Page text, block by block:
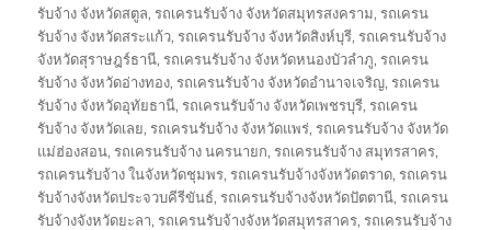
รับจ้าง จังหวัดสตูล,รถเครนรับจ้าง จังหวัดสมุทรสงคราม,รถเครน
รับจ้าง จังหวัดสระแก้ว,รถเครนรับจ้าง จังหวัดสิงห์บุรี,รถเครนรับจ้าง
จังหวัดสุราษฎร์ธานี,รถเครนรับจ้าง จังหวัดหนองบัวลำภู,รถเครน
รับจ้าง จังหวัดอ่างทอง,รถเครนรับจ้าง จังหวัดอำนาจเจริญ,รถเครน
รับจ้าง จังหวัดอุทัยธานี,รถเครนรับจ้าง จังหวัดเพชรบุรี,รถเครน
รับจ้าง จังหวัดเลย,รถเครนรับจ้าง จังหวัดแพร่,รถเครนรับจ้าง จังหวัด
แม่ฮ่องสอน,รถเครนรับจ้าง นครนายก,รถเครนรับจ้าง สมุทรสาคร,
รถเครนรับจ้าง ในจังหวัดชุมพร,รถเครนรับจ้างจังหวัดตราด,รถเครน
รับจ้างจังหวัดประจวบคีรีขันธ์,รถเครนรับจ้างจังหวัดปัตตานี,รถเครน
รับจ้างจังหวัดยะลา,รถเครนรับจ้างจังหวัดสมุทรสาคร,รถเครนรับจ้าง